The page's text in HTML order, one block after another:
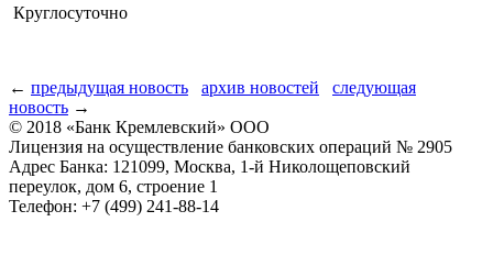
Круглосуточно
← предыдущая новость архив новостей
следующая
новость →
© 2018 «Банк Кремлевский» ООО
Лицензия на осуществление банковских операций № 2905
Адрес Банка: 121099, Москва, 1-й Николощеповский
переулок, дом 6, строение 1
Телефон: +7 (499) 241-88-14